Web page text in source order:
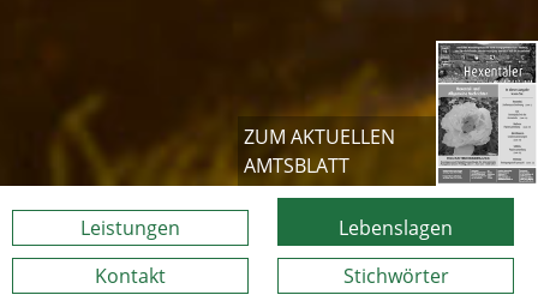
ZUM AKTUELLEN
AMTSBLATT
Leistungen
Lebenslagen
Kontakt
Stichwörter